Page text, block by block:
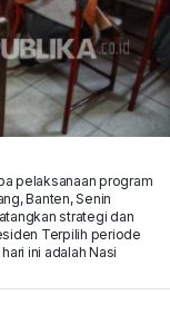
pelaksanaan program
Banten, Senin
strategi dan
Terpilih periode
ini adalah Nasi